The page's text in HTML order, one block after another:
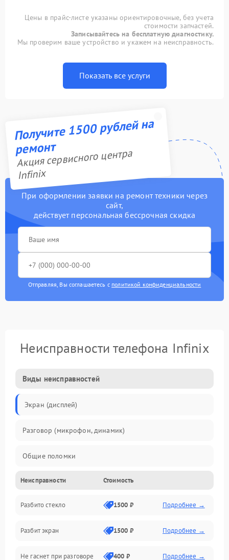
Цены в прайс-листе указаны ориентировочные, без учета
стоимости запчастей.
Записывайтесь на бесплатную диагностику.
Мы проверим ваше устройство и укажем на неисправность.
Показать все услуги
Получите 1500 рублей на
ремонт
Акция сервисного центра
Infinix
При оформлении заявки на ремонт техники через
сайт,
действует персональная бессрочная скидка
Отправляя, Вы соглашаетесь с политикой конфиденциальности
Неисправности телефона Infinix
Виды неисправностей
Экран (дисплей)
Разговор (микрофон, динамик)
Общие поломки
Проблемы связи
Камеры
Проблемы с дисплеем и сенсором
Неисправности Стоимость
Разбито стекло 1500 ₽ Подробнее →
Разбит экран 1500 ₽ Подробнее →
Не гаснет при разговоре 400 ₽ Подробнее →